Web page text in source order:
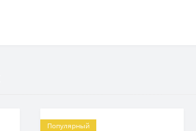
Популярный